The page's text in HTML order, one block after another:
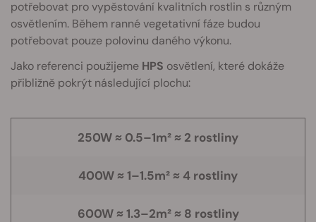
potřebovat pro vypěstování kvalitních rostlin s různým
osvětlením. Během ranné vegetativní fáze budou
potřebovat pouze polovinu daného výkonu.
Jako referenci použijeme HPS osvětlení, které dokáže
přibližně pokrýt následující plochu:
250W ≈ 0.5–1m² ≈ 2 rostliny
400W ≈ 1–1.5m² ≈ 4 rostliny
600W ≈ 1.3–2m² ≈ 8 rostliny